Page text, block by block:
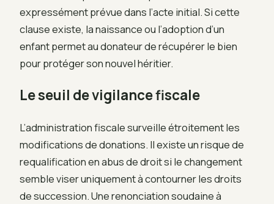
expressément prévue dans l’acte initial. Si cette
clause existe, la naissance ou l’adoption d’un
enfant permet au donateur de récupérer le bien
pour protéger son nouvel héritier.
Le seuil de vigilance fiscale
L’administration fiscale surveille étroitement les
modifications de donations. Il existe un risque de
requalification en abus de droit si le changement
semble viser uniquement à contourner les droits
de succession. Une renonciation soudaine à